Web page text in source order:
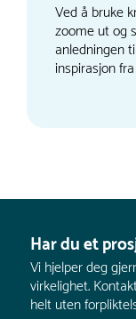
Ved å bruke
zoome ut og
anledningen
inspirasjon
Har du et
Vi hjelper deg
virkelighet.
helt uten